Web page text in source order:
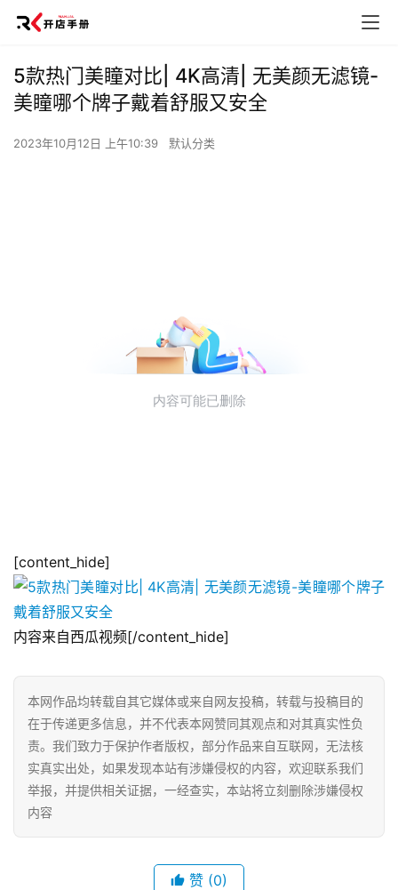
5款热门美瞳对比| 4K高清| 无美颜无滤镜-
美瞳哪个牌子戴着舒服又安全
2023年10月12日 上午10:39 默认分类
[content_hide]
内容来自西瓜视频[/content_hide]
本网作品均转载自其它媒体或来自网友投稿，转载与投稿目的
在于传递更多信息，并不代表本网赞同其观点和对其真实性负
责。我们致力于保护作者版权，部分作品来自互联网，无法核
实真实出处，如果发现本站有涉嫌侵权的内容，欢迎联系我们
举报，并提供相关证据，一经查实，本站将立刻删除涉嫌侵权
内容
赞 (0)